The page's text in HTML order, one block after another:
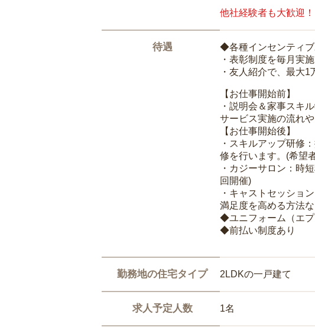
他社経験者も大歓迎！
待遇
◆各種インセンティブ
・表彰制度を毎月実
・友人紹介で、最大
【お仕事開始前】
・説明会＆家事スキ
サービス実施の流れ
【お仕事開始後】
・スキルアップ研修
修を行います。(希望
・カジーサロン：時
回開催)
・キャストセッショ
満足度を高める方法
◆ユニフォーム（エ
◆前払い制度あり
勤務地の住宅タイプ 2LDKの一戸建て
求人予定人数 1名